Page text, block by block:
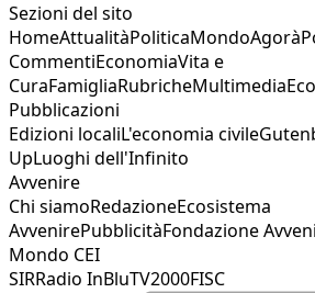
Sezioni del sito
HomeAttualitàPoliticaMondoAgorà
CommentiEconomiaVita e
CuraFamigliaRubricheMultimedia
Pubblicazioni
Edizioni localiL'economia civile
UpLuoghi dell'Infinito
Avvenire
Chi siamoRedazioneEcosistema
AvvenirePubblicitàFondazione
Mondo CEI
SIRRadio InBluTV2000FISC